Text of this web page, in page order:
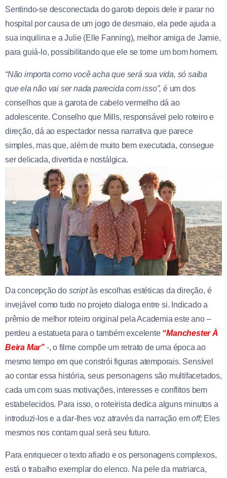
Sentindo-se desconectada do garoto depois dele ir parar no
hospital por causa de um jogo de desmaio, ela pede ajuda a
sua inquilina e a Julie (Elle Fanning), melhor amiga de Jamie,
para guiá-lo, possibilitando que ele se torne um bom homem.
“Não importa como você acha que será sua vida, só saiba
que ela não vai ser nada parecida com isso”, é um dos
conselhos que a garota de cabelo vermelho dá ao
adolescente. Conselho que Mills, responsável pelo roteiro e
direção, dá ao espectador nessa narrativa que parece
simples, mas que, além de muito bem executada, consegue
ser delicada, divertida e nostálgica.
Da concepção do scriptàs escolhas estéticas da direção, é
invejável como tudo no projeto dialoga entre si. Indicado a
prêmio de melhor roteiro original pela Academia este ano –
perdeu a estatueta para o também excelente “Manchester À
Beira Mar” -, o filme compõe um retrato de uma época ao
mesmo tempo em que constrói figuras atemporais. Sensível
ao contar essa história, seus personagens são multifacetados,
cada um com suas motivações, interesses e conflitos bem
estabelecidos. Para isso, o roteirista dedica alguns minutos a
introduzi-los e a dar-lhes voz através da narração emoff; Eles
mesmos nos contam qual será seu futuro.
Para enriquecer o texto afiado e os personagens complexos,
está o trabalho exemplar do elenco. Na pele da matriarca,